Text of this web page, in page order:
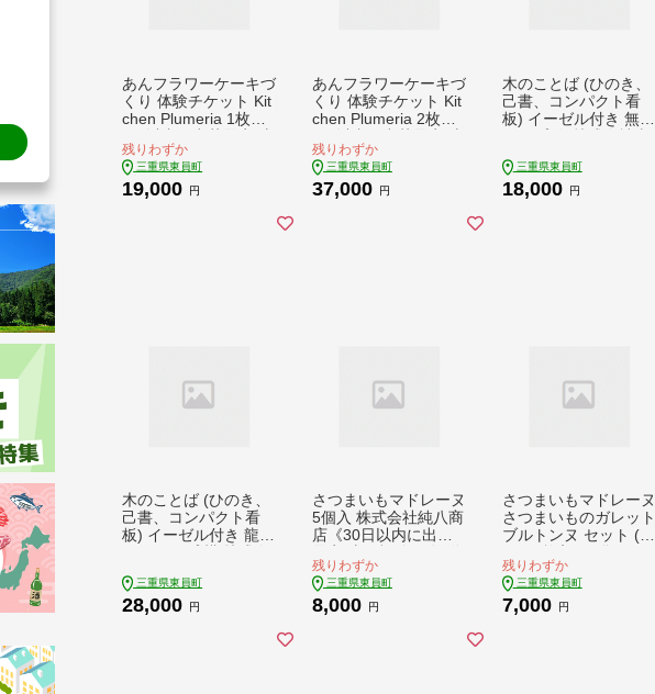
あんフラワーケーキづ
くり 体験チケット Kit
chen Plumeria 1枚《3
日祝除く)》Kitchen Pl
umeria 三重県 東員町
フラワー ケーキ 体験
残りわずか
三重県東員町
19,000 円
あんフラワーケーキづ
くり 体験チケット Kit
chen Plumeria 2枚《3
日祝除く)》Kitchen Pl
umeria 三重県 東員町
フラワー ケーキ 体験
残りわずか
三重県東員町
37,000 円
木のことば (ひのき、
己書、コンパクト看
板) イーゼル付き 無地
に出荷予定(土日祝除
く)》三重県 東員町 紀
三重県東員町
18,000 円
木のことば (ひのき、
己書、コンパクト看
板) イーゼル付き 龍神
以内に出荷予定(土日
祝除く)》三重県 東員
三重県東員町
28,000 円
さつまいもマドレーヌ
5個入 株式会社純八商
店《30日以内に出荷
料無料 サツマイモ 三
重県 東員町 お菓子 お
やつ マドレーヌ 紅は
残りわずか
三重県東員町
8,000 円
さつまいもマドレーヌ
さつまいものガレット
ブルトンヌ セット (3
セット 株式会社純八
商店《30日以内に出
荷予定(土日祝除く)》
残りわずか
三重県東員町
7,000 円